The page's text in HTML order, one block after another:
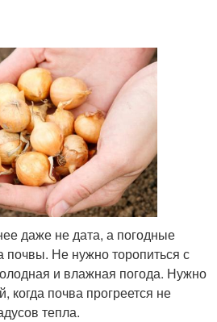
даже не дата, а погодные
почвы. Не нужно торопиться с
и влажная погода. Нужно
когда почва прогреется не
тепла.